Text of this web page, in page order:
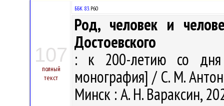
107
полный
текст
ББК 83.Р60
Род, человек и
Достоевского
: к 200-летию со дня
монография] / С. М.
Минск : А. Н. Вараксин,